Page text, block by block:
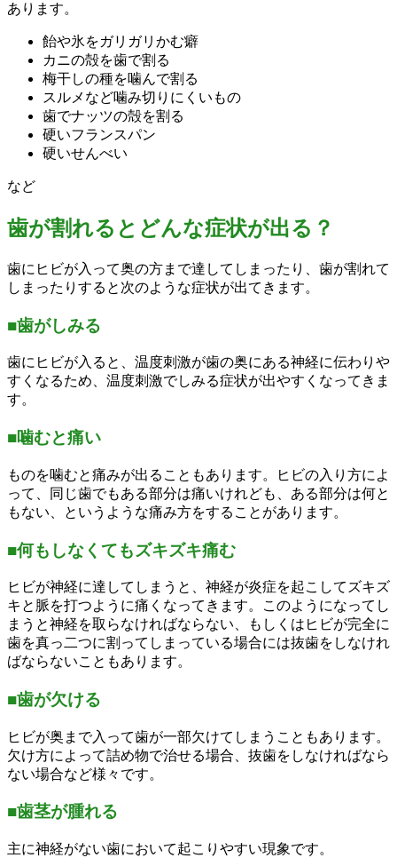
あります。
飴や氷をガリガリかむ癖
カニの殻を歯で割る
梅干しの種を噛んで割る
スルメなど噛み切りにくいもの
歯でナッツの殻を割る
硬いフランスパン
硬いせんべい
など
歯が割れるとどんな症状が出る？
歯にヒビが入って奥の方まで達してしまったり、歯が割れて
しまったりすると次のような症状が出てきます。
■歯がしみる
歯にヒビが入ると、温度刺激が歯の奥にある神経に伝わりや
すくなるため、温度刺激でしみる症状が出やすくなってきま
す。
■噛むと痛い
ものを噛むと痛みが出ることもあります。ヒビの入り方によ
って、同じ歯でもある部分は痛いけれども、ある部分は何と
もない、というような痛み方をすることがあります。
■何もしなくてもズキズキ痛む
ヒビが神経に達してしまうと、神経が炎症を起こしてズキズ
キと脈を打つように痛くなってきます。このようになってし
まうと神経を取らなければならない、もしくはヒビが完全に
歯を真っ二つに割ってしまっている場合には抜歯をしなけれ
ばならないこともあります。
■歯が欠ける
ヒビが奥まで入って歯が一部欠けてしまうこともあります。
欠け方によって詰め物で治せる場合、抜歯をしなければなら
ない場合など様々です。
■歯茎が腫れる
主に神経がない歯において起こりやすい現象です。